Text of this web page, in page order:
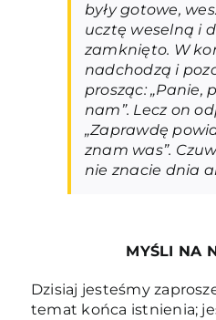
były gotowe,
ucztę weselną i
zamknięto. W
nadchodzą i
prosząc: „Panie,
nam”. Lecz on
„Zaprawdę
znam was”.
nie znacie dnia
MYŚLI NA
Dzisiaj jesteśmy
temat końca istnienia;